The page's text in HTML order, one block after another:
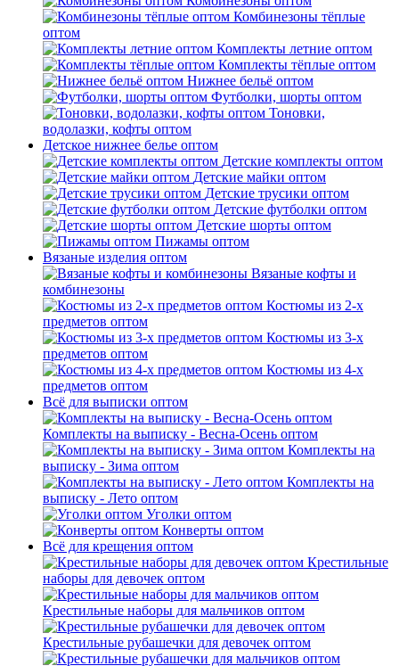
Комбинезоны тёплые
оптом
Комплекты летние оптом
Комплекты тёплые оптом
Нижнее бельё оптом
Футболки, шорты оптом
Тоновки,
водолазки, кофты оптом
Детское нижнее белье оптом
Детские комплекты оптом
Детские майки оптом
Детские трусики оптом
Детские футболки оптом
Детские шорты оптом
Пижамы оптом
Вязаные изделия оптом
Вязаные кофты и
комбинезоны
Костюмы из 2-х
предметов оптом
Костюмы из 3-х
предметов оптом
Костюмы из 4-х
предметов оптом
Всё для выписки оптом
Комплекты на выписку - Весна-Осень оптом
Комплекты на
выписку - Зима оптом
Комплекты на
выписку - Лето оптом
Уголки оптом
Конверты оптом
Всё для крещения оптом
Крестильные
наборы для девочек оптом
Крестильные наборы для мальчиков оптом
Крестильные рубашечки для девочек оптом